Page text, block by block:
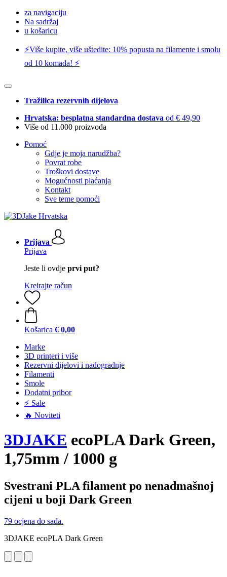
za navigaciju
Na sadržaj
u košaricu
⚡️Više kupite, više uštedite: 10% popusta na filamente i smolu
od 10 komada! ⚡️
Tražilica rezervnih dijelova
Hrvatska: besplatna standardna dostava od € 49,90
Više od 11.000 proizvoda
Pomoć
Gdje je moja narudžba?
Povrat robe
Troškovi dostave
Mogućnosti plaćanja
Kontakt
Sve teme pomoći
Prijava
Prijava
Jeste li ovdje prvi put?
Kreirajte račun
Košarica € 0,00
Marke
3D printeri i više
Rezervni dijelovi i nadogradnje
Filamenti
Smole
Dodatni pribor
⚡ Sale
🔥 Noviteti
3DJAKE ecoPLA Dark Green,
1,75mm / 1000 g
Svestrani PLA filament po nenadmašnoj
cijeni u boji Dark Green
79 ocjena do sada.
3DJAKE ecoPLA Dark Green